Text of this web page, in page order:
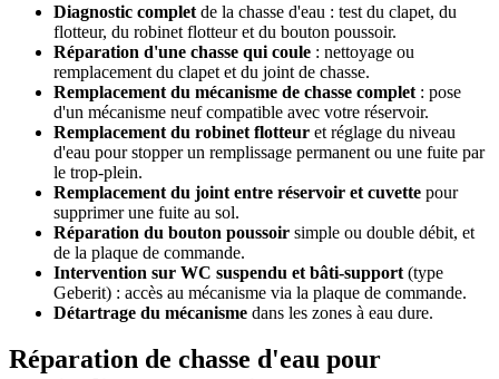
Diagnostic complet de la chasse d'eau : test du clapet, du
flotteur, du robinet flotteur et du bouton poussoir.
Réparation d'une chasse qui coule : nettoyage ou
remplacement du clapet et du joint de chasse.
Remplacement du mécanisme de chasse complet : pose
d'un mécanisme neuf compatible avec votre réservoir.
Remplacement du robinet flotteur et réglage du niveau
d'eau pour stopper un remplissage permanent ou une fuite par
le trop-plein.
Remplacement du joint entre réservoir et cuvette pour
supprimer une fuite au sol.
Réparation du bouton poussoir simple ou double débit, et
de la plaque de commande.
Intervention sur WC suspendu et bâti-support (type
Geberit) : accès au mécanisme via la plaque de commande.
Détartrage du mécanisme dans les zones à eau dure.
Réparation de chasse d'eau pour